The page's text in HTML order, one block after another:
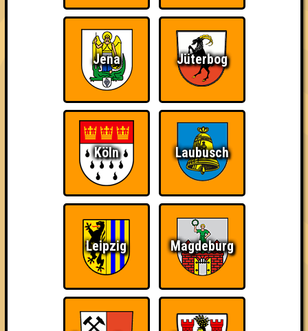
The Amount of
Teilnahmen is too
damn high
Ich war da, vor 3000
Da-Da Da! Da-Da Da!
Knapp daneben! So kurz vorm Sieg!
Jena Jüterbog
Köln Laubusch
Leipzig Magdeburg